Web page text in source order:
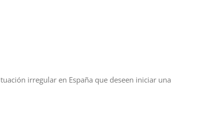
irregular en España que deseen iniciar una